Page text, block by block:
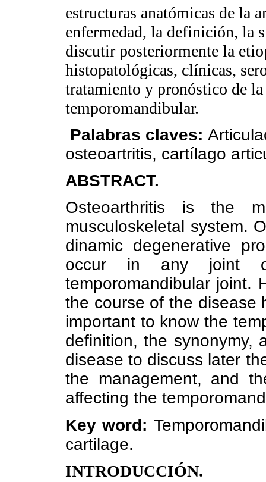
estructuras anatómicas de la
enfermedad, la definición, la
discutir posteriormente la
histopatológicas, clínicas,
tratamiento y pronóstico de
temporomandibular.
Palabras claves:
osteoartritis, cartílago
ABSTRACT.
Osteoarthritis is the
musculoskeletal system.
dinamic degenerative
occur in any joint
temporomandibular joint.
the course of the disease
important to know the
definition, the synonymy,
disease to discuss later
the management, and
affecting the
Key word:
cartilage.
INTRODUCCIÓN.